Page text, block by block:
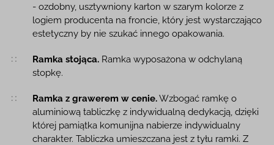
- ozdobny, usztywniony karton w szarym kolorze z
logiem producenta na froncie, który jest wystarczająco
estetyczny by nie szukać innego opakowania.
Ramka stojąca.Ramka wyposażona w odchylaną
stopkę.
Ramka z grawerem w cenie.Wzbogać ramkę o
aluminiową tabliczkę z indywidualną dedykacją, dzięki
której pamiątka komunijna nabierze indywidualny
charakter. Tabliczka umieszczana jest z tyłu ramki. Z